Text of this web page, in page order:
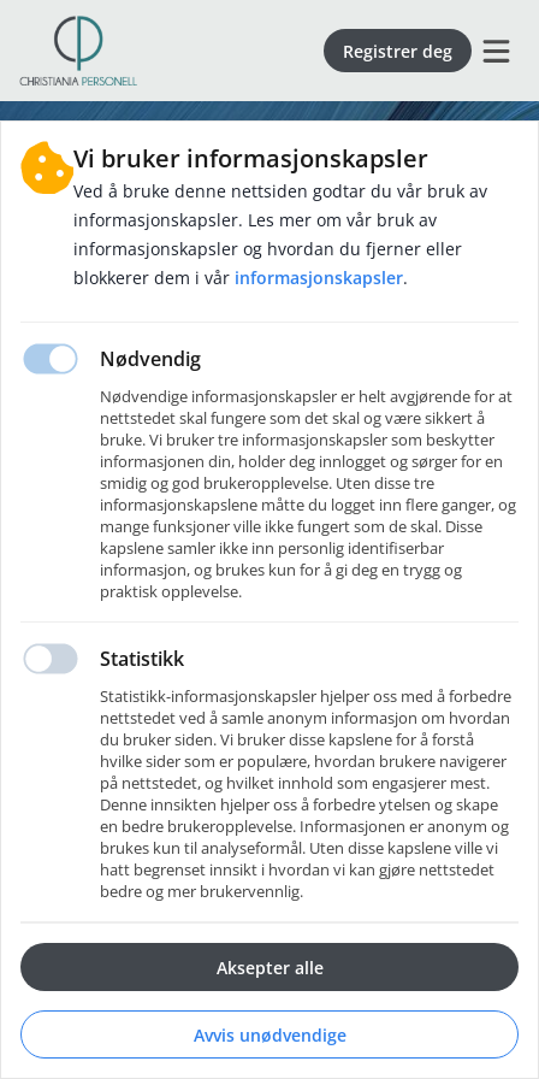
Registrer deg
Innlogging
Ny bruker Opprett en konto
*
Passord *
Husk meg
Logg inn
Eller logg inn med andre apper
Gå til bedriftsportalen Drevet av RecMan
Vi bruker informasjonskapsler
Ved å bruke denne nettsiden godtar du vår bruk av
informasjonskapsler. Les mer om vår bruk av
informasjonskapsler og hvordan du fjerner eller
blokkerer dem i vår informasjonskapsler.
Nødvendig
Nødvendige informasjonskapsler er helt avgjørende for at
nettstedet skal fungere som det skal og være sikkert å
bruke. Vi bruker tre informasjonskapsler som beskytter
informasjonen din, holder deg innlogget og sørger for en
smidig og god brukeropplevelse. Uten disse tre
informasjonskapslene måtte du logget inn flere ganger, og
mange funksjoner ville ikke fungert som de skal. Disse
kapslene samler ikke inn personlig identifiserbar
informasjon, og brukes kun for å gi deg en trygg og
praktisk opplevelse.
Statistikk
Statistikk-informasjonskapsler hjelper oss med å forbedre
nettstedet ved å samle anonym informasjon om hvordan
du bruker siden. Vi bruker disse kapslene for å forstå
hvilke sider som er populære, hvordan brukere navigerer
på nettstedet, og hvilket innhold som engasjerer mest.
Denne innsikten hjelper oss å forbedre ytelsen og skape
en bedre brukeropplevelse. Informasjonen er anonym og
brukes kun til analyseformål. Uten disse kapslene ville vi
hatt begrenset innsikt i hvordan vi kan gjøre nettstedet
bedre og mer brukervennlig.
Aksepter alle
Avvis unødvendige